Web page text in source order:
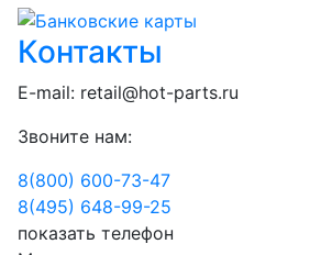
Контакты
E-mail: retail@hot-parts.ru
Звоните нам:
8(800) 600-73-47
8(495) 648-99-25
показать телефон